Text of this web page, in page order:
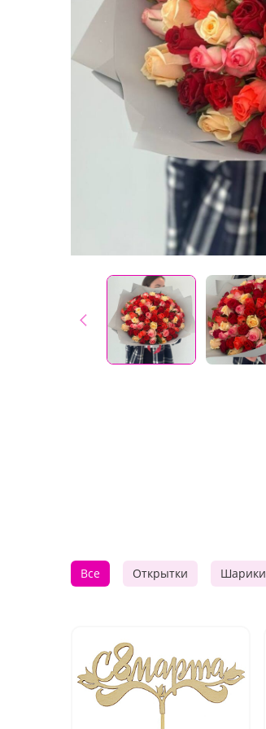
Все Открытки Шарики